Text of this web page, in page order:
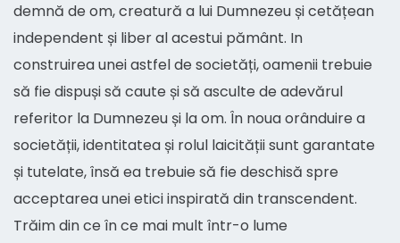
demnă de om, creatură a lui Dumnezeu și cetățean
independent și liber al acestui pământ. In
construirea unei astfel de societăți, oamenii trebuie
să fie dispuși să caute și să asculte de adevărul
referitor la Dumnezeu și la om. În noua orânduire a
societății, identitatea și rolul laicității sunt garantate
și tutelate, însă ea trebuie să fie deschisă spre
acceptarea unei etici inspirată din transcendent.
Trăim din ce în ce mai mult într-o lume